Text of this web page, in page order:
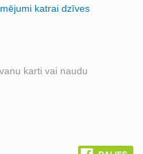
katrai dzīves
karti vai naudu